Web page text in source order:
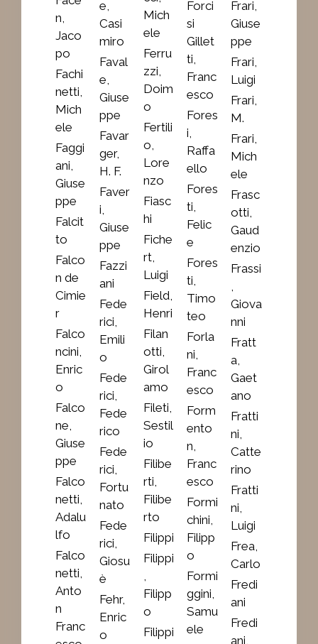
n,
Jaco
po
Fachi
netti,
Mich
ele
Faggi
ani,
Giuse
ppe
Falcit
to
Falco
n de
Cimie
r
Falco
ncini,
Enric
o
Falco
ne,
Giuse
ppe
Falco
netti,
Adalu
lfo
Falco
netti,
Anto
n
Franc
e,
Casi
miro
Faval
e,
Giuse
ppe
Favar
ger,
H. F.
Faver
i,
Giuse
ppe
Fazzi
ani
Fede
rici,
Emili
o
Fede
rici,
Fede
rico
Fede
rici,
Fortu
nato
Fede
rici,
Giosu
è
Fehr,
Enric
o
Mich
ele
Ferru
zzi,
Doim
o
Fertili
o,
Lore
nzo
Fiasc
hi
Fiche
rt,
Luigi
Field,
Henri
Filan
otti,
Girol
amo
Fileti,
Sestil
io
Filibe
rti,
Filibe
rto
Filippi
Filippi
Filipp
o
Filippi
Forci
si
Gillet
ti,
Franc
esco
Fores
i,
Raffa
ello
Fores
ti,
Felic
e
Fores
ti,
Timo
teo
Forla
ni,
Franc
esco
Form
ento
n,
Franc
esco
Formi
chini,
Filipp
o
Formi
ggini,
Samu
ele
Frari,
Giuse
ppe
Frari,
Luigi
Frari,
M.
Frari,
Mich
ele
Frasc
otti,
Gaud
enzio
Frassi
Giova
nni
Fratt
a,
Gaet
ano
Fratti
ni,
Catte
rino
Fratti
ni,
Luigi
Frea,
Carlo
Fredi
ani
Fredi
ani,